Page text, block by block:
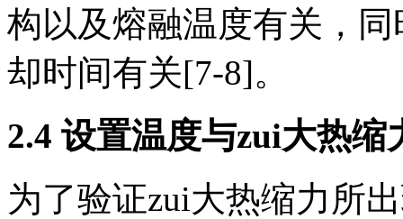
构以及熔融温度有关，
却时间有关[7-8]。
2.4 设置温度与zui大热缩
为了验证zui大热缩力所